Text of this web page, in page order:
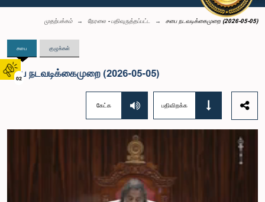
02
முதற்பக்கம் நேரலை - பதிவுருத்தப்பட்ட சபை நடவடிக்கைமுறை (2026-05-05)
சபை குழுக்கள்
சபை நடவடிக்கைமுறை (2026-05-05)
கேட்க பதிவிறக்க